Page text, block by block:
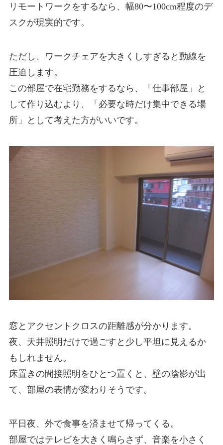
リモートワークをするなら、幅80〜100cm程度のデ
スクが現実的です。
ただし、ワークチェアを大きくしすぎると動線を
圧迫します。
この部屋で在宅勤務をするなら、「仕事部屋」と
して作り込むより、「必要な時だけ集中できる場
所」として考えた方がいいです。
窓とアクセントクロスの距離感が分かります。
夜、天井照明だけで過ごすと少し平坦に見えるか
もしれません。
床置きの間接照明をひとつ置くと、壁の陰影が出
て、部屋の表情が変わりそうです。
平日夜、外で食事を済ませて帰ってくる。
部屋ではテレビを大きく鳴らさず、音楽を小さく